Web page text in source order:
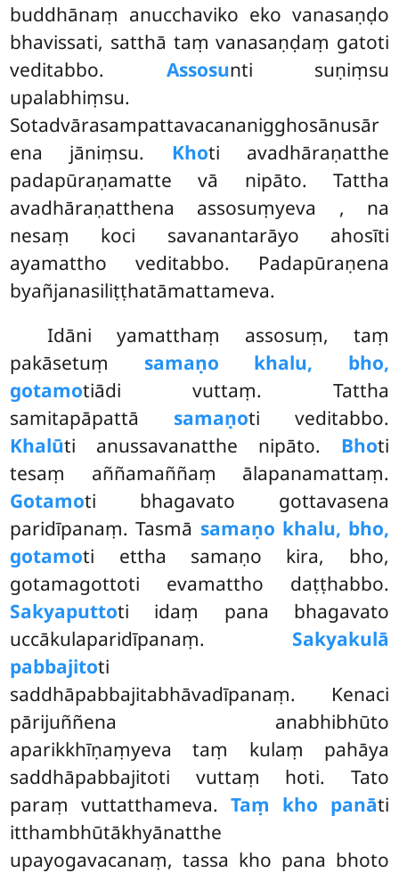
buddhānaṃ anucchaviko eko vanasaṇḍo
bhavissati, satthā taṃ vanasaṇḍaṃ gatoti
veditabbo. Assosunti suṇiṃsu
upalabhiṃsu.
Sotadvārasampattavacananigghosānusār
ena jāniṃsu. Khoti avadhāraṇatthe
padapūraṇamatte vā nipāto. Tattha
avadhāraṇatthena assosuṃyeva , na
nesaṃ koci savanantarāyo ahosīti
ayamattho veditabbo. Padapūraṇena
byañjanasiliṭṭhatāmattameva.
Idāni yamatthaṃ assosuṃ, taṃ
pakāsetuṃ samaṇo khalu, bho,
gotamotiādi vuttaṃ. Tattha
samitapāpattā samaṇoti veditabbo.
Khalūti anussavanatthe nipāto. Bhoti
tesaṃ aññamaññaṃ ālapanamattaṃ.
Gotamoti bhagavato gottavasena
paridīpanaṃ. Tasmā samaṇo khalu, bho,
gotamoti ettha samaṇo kira, bho,
gotamagottoti evamattho daṭṭhabbo.
Sakyaputtoti idaṃ pana bhagavato
uccākulaparidīpanaṃ. Sakyakulā
pabbajitoti
saddhāpabbajitabhāvadīpanaṃ. Kenaci
pārijuññena anabhibhūto
aparikkhīṇaṃyeva taṃ kulaṃ pahāya
saddhāpabbajitoti vuttaṃ hoti. Tato
paraṃ vuttatthameva. Taṃ kho panāti
itthambhūtākhyānatthe
upayogavacanaṃ, tassa kho pana bhoto